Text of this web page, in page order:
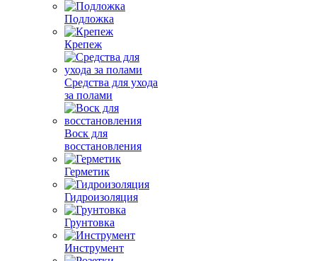
Подложка
Крепеж
Средства для ухода
за полами
Воск для
восстановления
Герметик
Гидроизоляция
Грунтовка
Инструмент